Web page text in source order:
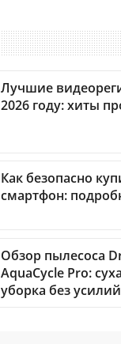
Лучшие
2026 году: хиты
Как безопасно
смартфон:
Обзор пылесоса
AquaCycle Pro:
уборка без усилий